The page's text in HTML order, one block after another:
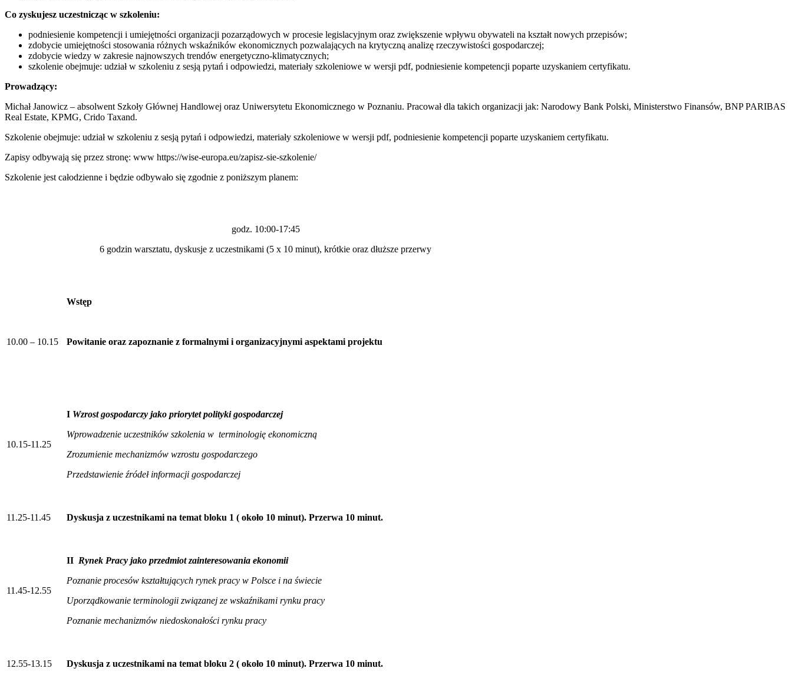
Co zyskujesz uczestnicząc w szkoleniu:
podniesienie kompetencji i umiejętności organizacji pozarządowych w procesie legislacyjnym oraz zwiększenie wpływu obywateli na kształt nowych przepisów;
zdobycie umiejętności stosowania różnych wskaźników ekonomicznych pozwalających na krytyczną analizę rzeczywistości gospodarczej;
zdobycie wiedzy w zakresie najnowszych trendów energetyczno-klimatycznych;
szkolenie obejmuje: udział w szkoleniu z sesją pytań i odpowiedzi, materiały szkoleniowe w wersji pdf, podniesienie kompetencji poparte uzyskaniem certyfikatu.
Prowadzący:
Michał Janowicz – absolwent Szkoły Głównej Handlowej oraz Uniwersytetu Ekonomicznego w Poznaniu. Pracował dla takich organizacji jak: Narodowy Bank Polski, Ministerstwo Finansów, BNP PARIBAS
Real Estate, KPMG, Crido Taxand.
Szkolenie obejmuje: udział w szkoleniu z sesją pytań i odpowiedzi, materiały szkoleniowe w wersji pdf, podniesienie kompetencji poparte uzyskaniem certyfikatu.
Zapisy odbywają się przez stronę: www https://wise-europa.eu/zapisz-sie-szkolenie/
Szkolenie jest całodzienne i będzie odbywało się zgodnie z poniższym planem:
godz. 10:00-17:45
6 godzin warsztatu, dyskusje z uczestnikami (5 x 10 minut), krótkie oraz dłuższe przerwy
10.00 – 10.15
Wstęp
Powitanie oraz zapoznanie z formalnymi i organizacyjnymi aspektami projektu
10.15-11.25
I Wzrost gospodarczy jako priorytet polityki gospodarczej
Wprowadzenie uczestników szkolenia w terminologię ekonomiczną
Zrozumienie mechanizmów wzrostu gospodarczego
Przedstawienie źródeł informacji gospodarczej
11.25-11.45 Dyskusja z uczestnikami na temat bloku 1 ( około 10 minut). Przerwa 10 minut.
11.45-12.55
II Rynek Pracy jako przedmiot zainteresowania ekonomii
Poznanie procesów kształtujących rynek pracy w Polsce i na świecie
Uporządkowanie terminologii związanej ze wskaźnikami rynku pracy
Poznanie mechanizmów niedoskonałości rynku pracy
12.55-13.15 Dyskusja z uczestnikami na temat bloku 2 ( około 10 minut). Przerwa 10 minut.